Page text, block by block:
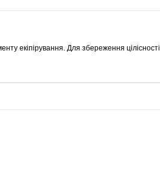
екіпірування. Для збереження цілісності